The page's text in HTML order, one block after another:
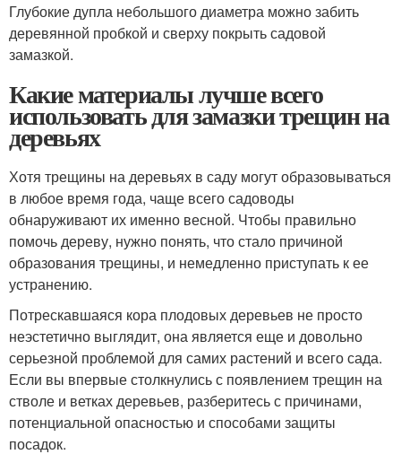
Глубокие дупла небольшого диаметра можно забить
деревянной пробкой и сверху покрыть садовой
замазкой.
Какие материалы лучше всего
использовать для замазки трещин на
деревьях
Хотя трещины на деревьях в саду могут образовываться
в любое время года, чаще всего садоводы
обнаруживают их именно весной. Чтобы правильно
помочь дереву, нужно понять, что стало причиной
образования трещины, и немедленно приступать к ее
устранению.
Потрескавшаяся кора плодовых деревьев не просто
неэстетично выглядит, она является еще и довольно
серьезной проблемой для самих растений и всего сада.
Если вы впервые столкнулись с появлением трещин на
стволе и ветках деревьев, разберитесь с причинами,
потенциальной опасностью и способами защиты
посадок.